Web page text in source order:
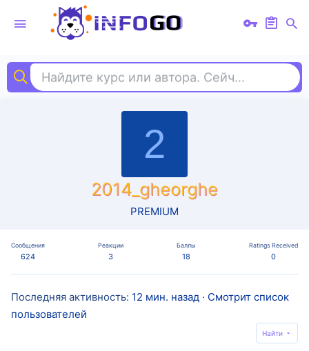
Найдите курс или автора. Сейчас ищут
2
2014_gheorghe
PREMIUM
Сообщения
624
Реакции
3
Баллы
18
Ratings Received
0
Последняя активность 12 мин. назад · Смотрит список
пользователей
Найти